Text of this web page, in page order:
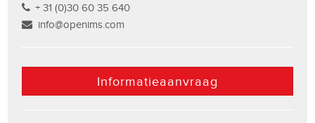
+ 31 (0)30 60 35 640
info@openims.com
Informatieaanvraag